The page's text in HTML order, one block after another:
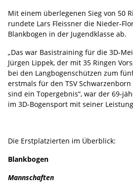
Mit einem überlegenen Sieg von 50
rundete Lars Fleissner die Nieder-
Blankbogen in der Jugendklasse ab.
„Das war Basistraining für die 3D-
Jürgen Lippek, der mit 35 Ringen
bei den Langbogenschützen zum
erstmals für den TSV Schwarzenborn
sind ein Topergebnis“, war der 69-
im 3D-Bogensport mit seiner
Die Erstplatzierten im Überblick:
Blankbogen
Mannschaften